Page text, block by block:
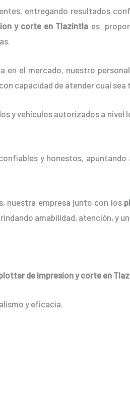
entregando resultados
y corte en Tlazintla es
en el mercado, nuestro
capacidad de atender cual sea
y vehículos autorizados a nivel
y honestos,
nuestra empresa junto con los
amabilidad, atención, y
de impresion y corte en
y eficacia.